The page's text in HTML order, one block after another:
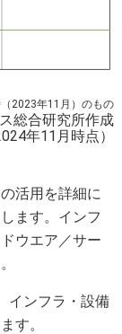
2023年11月）のもの
総合研究所作成
年11月時点）
活用を詳細に
ます。インフ
ウエア／サー
インフラ・設備
す。